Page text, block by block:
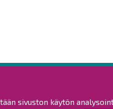
sivuston käytön